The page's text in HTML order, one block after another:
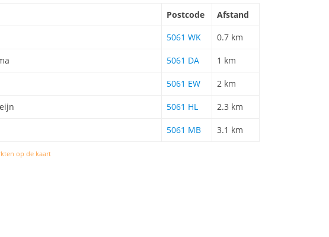
Postcode
Afstand
5061 WK 0.7 km
5061 DA 1 km
5061 EW 2 km
5061 HL 2.3 km
5061 MB 3.1 km
op de kaart